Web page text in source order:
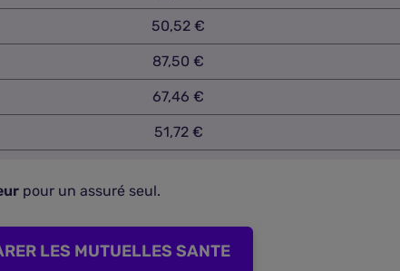
50,52 €
87,50 €
67,46 €
51,72 €
pour un assuré seul.
LES MUTUELLES SANTE